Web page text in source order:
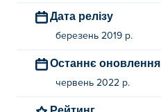
Дата релізу
березень 2019 р.
Останнє оновлення
червень 2022 р.